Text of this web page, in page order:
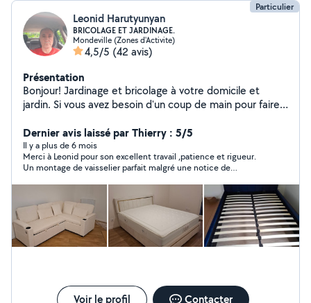
Particulier
Leonid Harutyunyan
BRICOLAGE ET JARDINAGE.
Mondeville (Zones d'Activite)
4,5/5 (42 avis)
Présentation
Bonjour! Jardinage et bricolage à votre domicile et
jardin. Si vous avez besoin d'un coup de main pour faire
d'appartement, pose du vinyle en rouleau au sol,
montage et démontage de meubles,instalation tringles
à rideaux, d'etageres, luminaires. Entretien de jardin,
taille de haie ou d'arbustes,elagage des arbres, tonte de
pelouse, debroussaillage de jardin N'hésitez pas à me
contacter de préférence par téléphone ou sms pour
toute autre demande. Je peux me déplacer à environ
25 km autour de Caen. Vous pouvez me régler par CESU
et autre.Cdt.
Dernier avis laissé par Thierry : 5/5
Il y a plus de 6 mois
Merci à Leonid pour son excellent travail ,patience et rigueur.
Un montage de vaisselier parfait malgré une notice de
Voir le profil Contacter